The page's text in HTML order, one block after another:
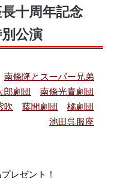
十周年記念
公演
南條隆とスーパー兄弟
郎劇団
南條光貴劇団
吹 藤間劇団
橘劇団
池田呉服座
レゼント！